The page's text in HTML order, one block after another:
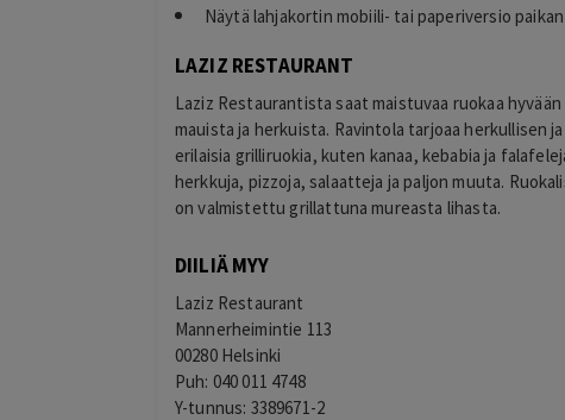
Näytä lahjakortin mobiili- tai paperiversio paikan
LAZIZ RESTAURANT
Laziz Restaurantista saat maistuvaa ruokaa
mauista ja herkuista. Ravintola tarjoaa herkullisen
erilaisia grilliruokia, kuten kanaa, kebabia ja
herkkuja, pizzoja, salaatteja ja paljon muuta.
on valmistettu grillattuna mureasta lihasta.
DIILIÄ MYY
Laziz Restaurant
Mannerheimintie 113
00280 Helsinki
Puh: 040 011 4748
Y-tunnus: 3389671-2
Eija Paukkuri
18 hours ago
Maksaminen tökki ja siinä alennuksen
saaminen. Ohjelma väitti, että alennus oli
käytetty.
Lisätty